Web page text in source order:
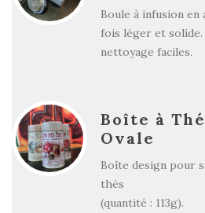
Boule à infusion en
fois léger et
nettoyage faciles.
Boîte à Thé
Ovale
Boîte design pour
thés
(quantité : 113g).